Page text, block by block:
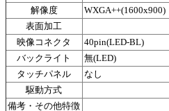
解像度
WXGA++(1600x900)
表面加工
映像コネクタ
40pin(LED-BL)
バックライト
無(LED)
タッチパネル
なし
駆動方式
備考・その他特徴